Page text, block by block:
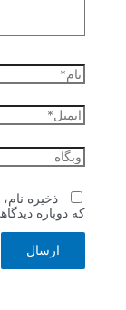
نام*
ایمیل*
وبگاه
ذخیره
که دوباره